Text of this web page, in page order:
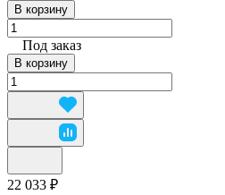
В корзину
Под заказ
В корзину
22 033 ₽